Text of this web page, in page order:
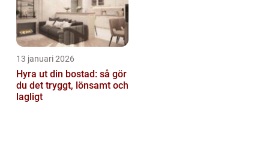
13 januari 2026
Hyra ut din bostad: så gör
du det tryggt, lönsamt och
lagligt